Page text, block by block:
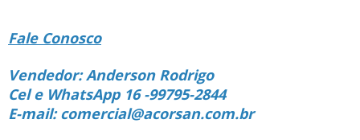
Fale Conosco
Vendedor: Anderson Rodrigo
Cel e WhatsApp 16 -99795-2844
E-mail: comercial@acorsan.com.br